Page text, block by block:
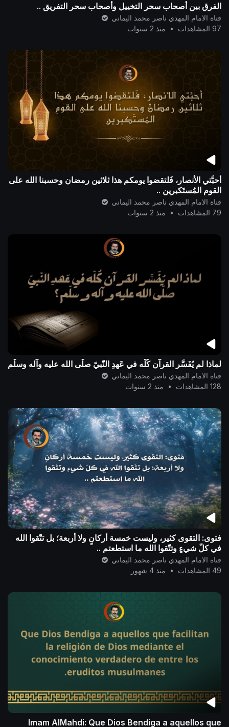
الفرق بين أصحاب سحر التخييل وأصحاب سحر التفريق ..
قناة الامام المهدي ناصر محمد اليماني
97 المشاهدات
• منذ 2 سنوات
أحبَّتي الأنصار، فَلتقضوا يومكم هذا ثلاثين رمضان وحسبنا الله على
القومِ المُستَكبرين ..
قناة الامام المهدي ناصر محمد اليماني
79 المشاهدات
• منذ 2 سنوات
لماذا لم يُفَسَّر القرآن كُلّه في عَهدِ النّبيّ صلّى الله عليه وآله وسلّم
قناة الامام المهدي ناصر محمد اليماني
128 المشاهدات
• منذ 2 سنوات
فتوى: التقوى كثير، وليست خمسة أركانٍ ولا أربعة؛ بل تتّقوا الله
في كلّ شيءٍ وتتّقوا الله ما استطعتم ..
قناة الامام المهدي ناصر محمد اليماني
49 المشاهدات
• منذ 4 شهور
Imam AlMahdi: Que Dios Bendiga a aquellos que